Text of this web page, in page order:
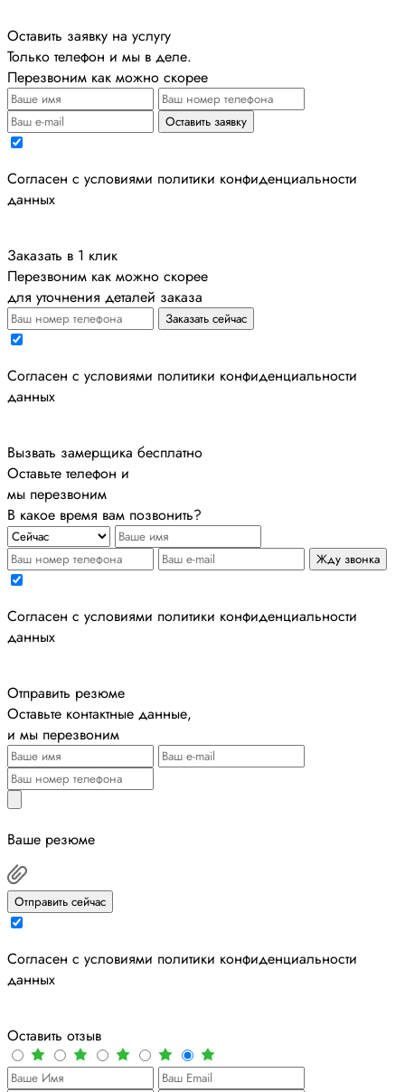
Оставить заявку на услугу
Только телефон и мы в деле.
Перезвоним как можно скорее
Оставить заявку
Cогласен с условиями политики конфиденциальности
данных
Заказать в 1 клик
Перезвоним как можно скорее
для уточнения деталей заказа
Заказать сейчас
Cогласен с условиями политики конфиденциальности
данных
Вызвать замерщика бесплатно
Оставьте телефон и
мы перезвоним
В какое время вам позвонить?
Жду звонка
Cогласен с условиями политики конфиденциальности
данных
Отправить резюме
Оставьте контактные данные,
и мы перезвоним
Ваше резюме
Отправить сейчас
Cогласен с условиями политики конфиденциальности
данных
Оставить отзыв